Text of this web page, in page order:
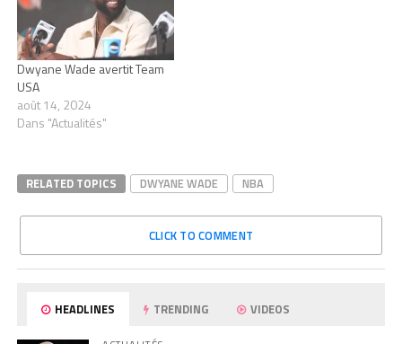
Dwyane Wade avertit Team
USA
août 14, 2024
Dans "Actualités"
RELATED TOPICS DWYANE WADE NBA
CLICK TO COMMENT
HEADLINES TRENDING VIDEOS